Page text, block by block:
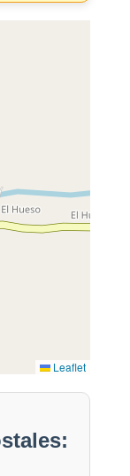
Leaflet